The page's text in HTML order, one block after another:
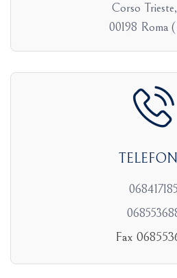
Corso
00198 Roma
068417185
Fax